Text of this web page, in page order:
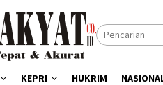
KEPRI HUKRIM